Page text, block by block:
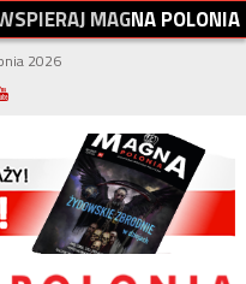
SPIERAJMAGNAPOLONIA
2026